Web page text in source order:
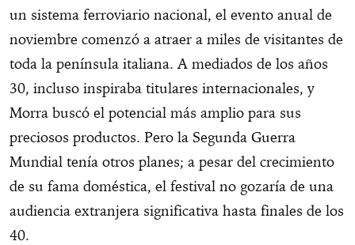
un sistema ferroviario nacional, el evento anual de
noviembre comenzó a atraer a miles de visitantes de
toda la península italiana. A mediados de los años
30, incluso inspiraba titulares internacionales, y
Morra buscó el potencial más amplio para sus
preciosos productos. Pero la Segunda Guerra
Mundial tenía otros planes; a pesar del crecimiento
de su fama doméstica, el festival no gozaría de una
audiencia extranjera significativa hasta finales de los
40.